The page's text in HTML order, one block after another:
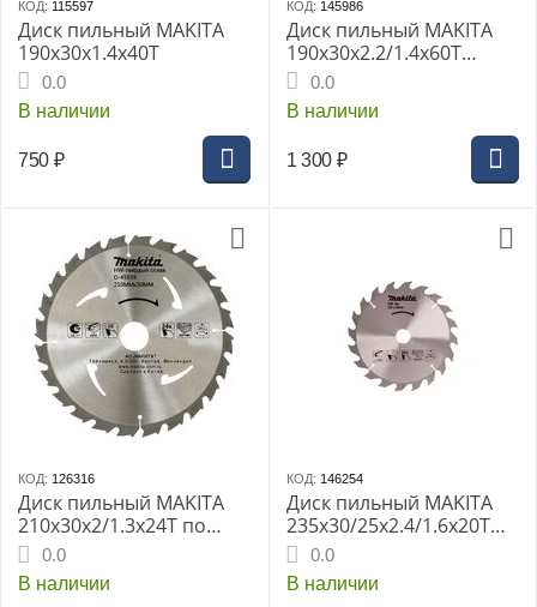
КОД: 115597
Диск пильный MAKITA
190x30x1.4x40T
0.0
В наличии
750 ₽
КОД: 145986
Диск пильный MAKITA
190x30x2.2/1.4x60T
универсальный для
алюминия/дерева/
пластика
0.0
В наличии
1 300 ₽
КОД: 126316
Диск пильный MAKITA
210x30x2/1.3x24T по
дереву (D-45939)
0.0
В наличии
КОД: 146254
Диск пильный MAKITA
235x30/25x2.4/1.6x20T
для дерева (D-81480)
0.0
В наличии